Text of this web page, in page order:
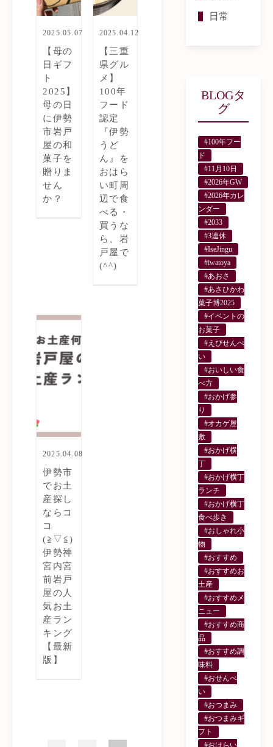
2025.05.07
【母の
日ギフ
ト
2025】
母の日
に伊勢
市岩戸
屋の和
菓子を
贈りま
せん
か？
2025.04.12
【三重
県グル
メ】
100年
フード
認定
『伊勢
うど
ん』を
おはら
い町周
辺で食
べる・
買うな
ら、岩
戸屋で
(^^)
2025.04.08
伊勢市
でお土
産探し
ならコ
コ
(≧▽≦)
伊勢神
宮内宮
前岩戸
屋の人
気お土
産ラン
キング
【最新
版】
日常
BLOGタ
グ
#100年フー
ド
#11月10日
#2026年GW
#2026年カレ
ンダー
#2033
#3連休
#IseJingu
#iwatoya
#あおさ
#あさひかわ
菓子博2025
#イベントの
お菓子
#えびせんべ
い
#おいしい食
べ方
#おかげ参
り
#オカゲ屋
敷
#おかげ横
丁
#おかげ横丁
ランチ
#おかげ横丁
食べ歩き
#おしゃれ小
物
#おすすめ
#おすすめお
土産
#おすすめメ
ニュー
#おすすめ商
品
#おすすめ調
味料
#おせんべ
い
#おつまみ
#おつまみギ
フト
#おはらい